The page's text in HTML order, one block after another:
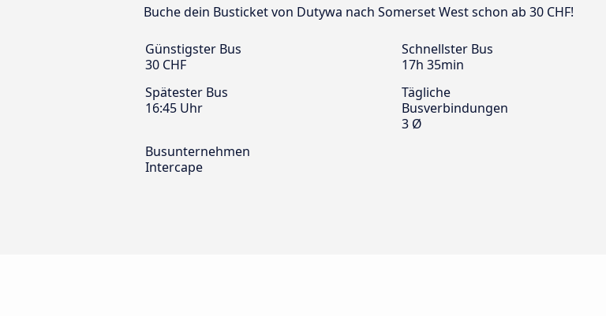
Buche dein Busticket von Dutywa nach Somerset West schon ab 30 CHF!
Günstigster Bus
30 CHF
Schnellster Bus
17h 35min
Spätester Bus
16:45 Uhr
Tägliche
Busverbindungen
3 Ø
Busunternehmen
Intercape